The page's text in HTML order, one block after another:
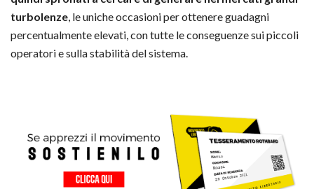
turbolenze, le uniche occasioni per ottenere guadagni
percentualmente elevati, con tutte le conseguenze sui piccoli
operatori e sulla stabilità del sistema.